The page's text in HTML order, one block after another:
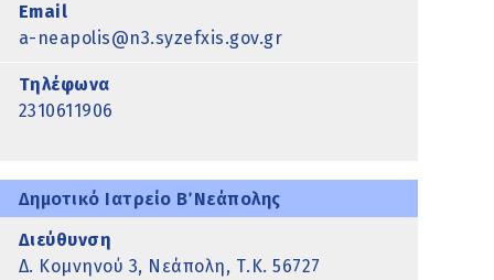
Email
a-neapolis@n3.syzefxis.gov.gr
Τηλέφωνα
2310611906
Δημοτικό Ιατρείο Β΄ Νεάπολης
Διεύθυνση
Δ. Κομνηνού 3, Νεάπολη, Τ.Κ. 56727